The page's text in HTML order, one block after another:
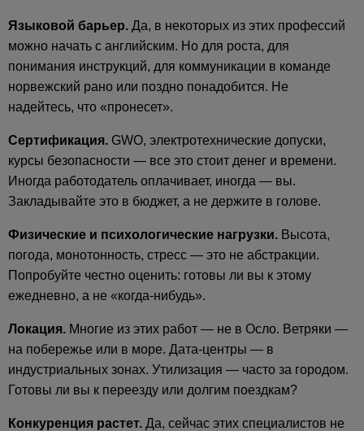
Языковой барьер. Да, в некоторых из этих профессий
можно начать с английским. Но для роста, для
понимания инструкций, для коммуникации в команде
норвежский рано или поздно понадобится. Не
надейтесь, что «пронесет».
Сертификация. GWO, электротехнические допуски,
курсы безопасности — все это стоит денег и времени.
Иногда работодатель оплачивает, иногда — вы.
Закладывайте это в бюджет, а не держите в голове.
Физические и психологические нагрузки. Высота,
погода, монотонность, стресс — это не абстракции.
Попробуйте честно оценить: готовы ли вы к этому
ежедневно, а не «когда-нибудь».
Локация. Многие из этих работ — не в Осло. Ветряки —
на побережье или в море. Дата-центры — в
индустриальных зонах. Утилизация — часто за городом.
Готовы ли вы к переезду или долгим поездкам?
Конкуренция растет. Да, сейчас этих специалистов не